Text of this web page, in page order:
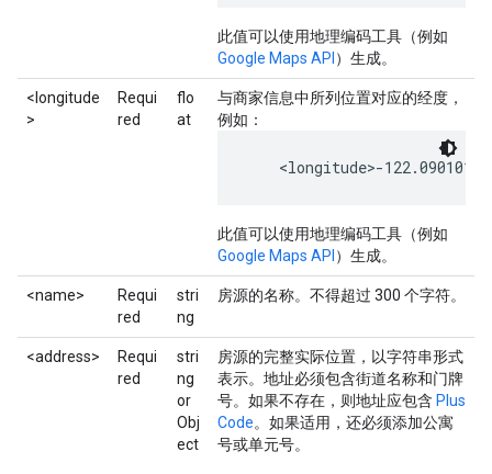
此值可以使用地理编码工具（例如
Google Maps API ）生成。
<longitude
>
Requi
red
flo
at
与商家信息中所列位置对应的经度，
例如：
<longitude>-
此值可以使用地理编码工具（例如
Google Maps API ）生成。
<name>
Requi
red
stri
ng
房源的名称。不得超过 300 个字符。
<address>
Requi
red
stri
ng
or
Obj
ect
房源的完整实际位置，以字符串形式
表示。地址必须包含街道名称和门牌
号。如果不存在，则地址应包含 Plus
Code。如果适用，还必须添加公寓
号或单元号。